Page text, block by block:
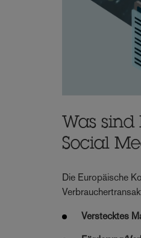
Was
Social
Die Europäische
Verstecktes